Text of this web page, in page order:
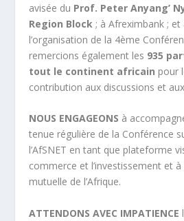
avisée du Prof. Peter Anyang’
Region Block ; à Afreximbank ;
l’organisation de la 4ème
remercions également les 935
tout le continent africain pour
contribution aux discussions et
NOUS ENGAGEONS à
tenue régulière de la Conférence
l’AfSNET en tant que plateforme
commerce et l’investissement et
mutuelle de l’Afrique.
ATTENDONS AVEC IMPATIENCE